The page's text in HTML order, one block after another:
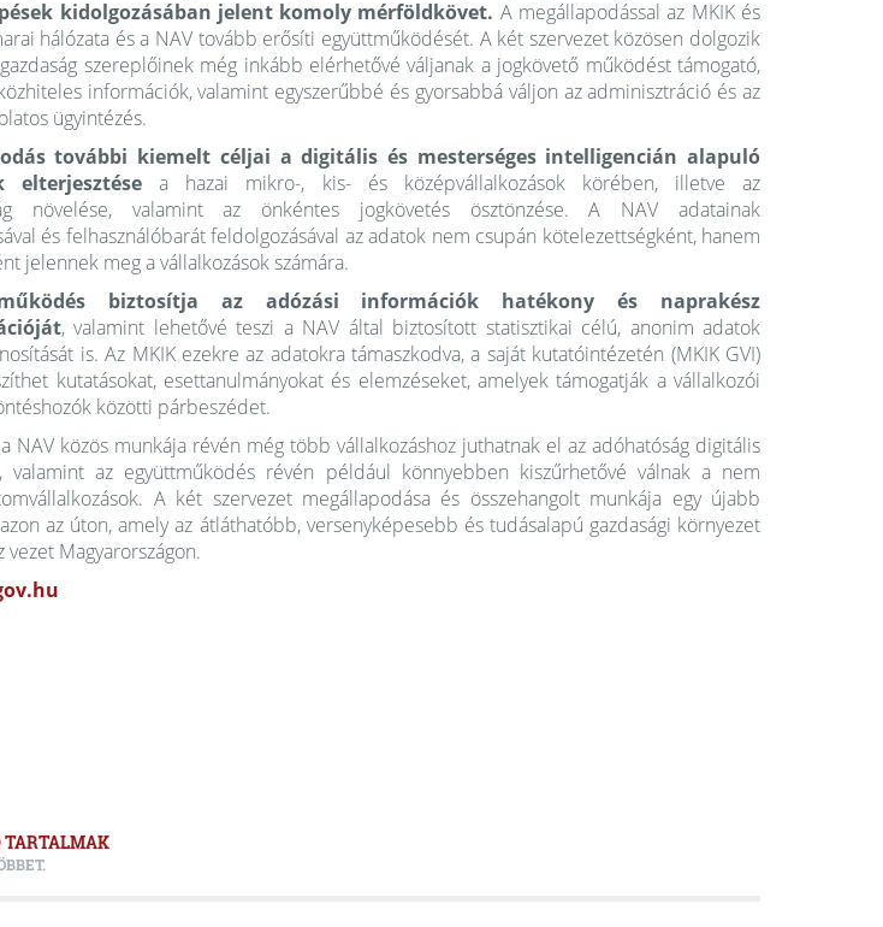
kidolgozásában jelent komoly mérföldkövet. A megállapodással az MKIK és
hálózata és a NAV tovább erősíti együttműködését. A két szervezet közösen dolgozik
szereplőinek még inkább elérhetővé váljanak a jogkövető működést támogató,
információk, valamint egyszerűbbé és gyorsabbá váljon az adminisztráció és az
ügyintézés.
további kiemelt céljai a digitális és mesterséges intelligencián alapuló
elterjesztése a hazai mikro-, kis- és középvállalkozások körében, illetve az
növelése, valamint az önkéntes jogkövetés ösztönzése. A NAV adatainak
és felhasználóbarát feldolgozásával az adatok nem csupán kötelezettségként, hanem
jelennek meg a vállalkozások számára.
biztosítja az adózási információk hatékony és naprakész
, valamint lehetővé teszi a NAV által biztosított statisztikai célú, anonim adatok
is. Az MKIK ezekre az adatokra támaszkodva, a saját kutatóintézetén (MKIK GVI)
kutatásokat, esettanulmányokat és elemzéseket, amelyek támogatják a vállalkozói
közötti párbeszédet.
NAV közös munkája révén még több vállalkozáshoz juthatnak el az adóhatóság digitális
valamint az együttműködés révén például könnyebben kiszűrhetővé válnak a nem
A két szervezet megállapodása és összehangolt munkája egy újabb
az úton, amely az átláthatóbb, versenyképesebb és tudásalapú gazdasági környezet
vezet Magyarországon.
TARTALMAK